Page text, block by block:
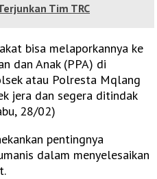
Tim TRC
bisa melaporkannya ke
dan Anak (PPA) di
atau Polresta Mqlang
jera dan segera ditindak
28/02)
pentingnya
dalam menyelesaikan